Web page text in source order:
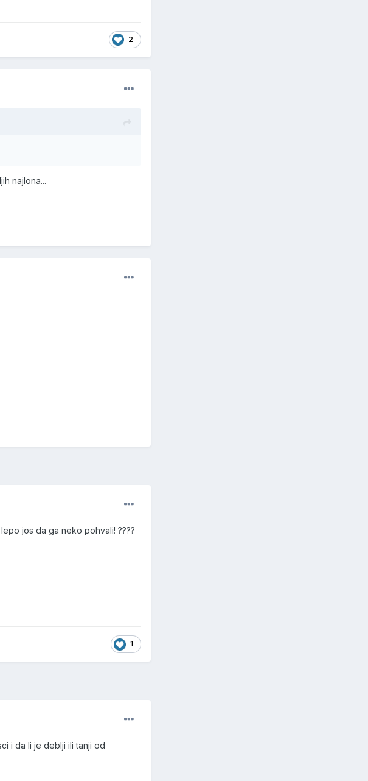
2
najlona...
jos da ga neko pohvali! ????
1
i da li je deblji ili tanji od